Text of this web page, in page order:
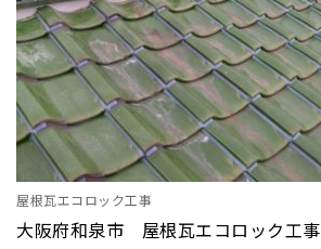
屋根瓦エコロック工事
大阪府和泉市 屋根瓦エコロック工事